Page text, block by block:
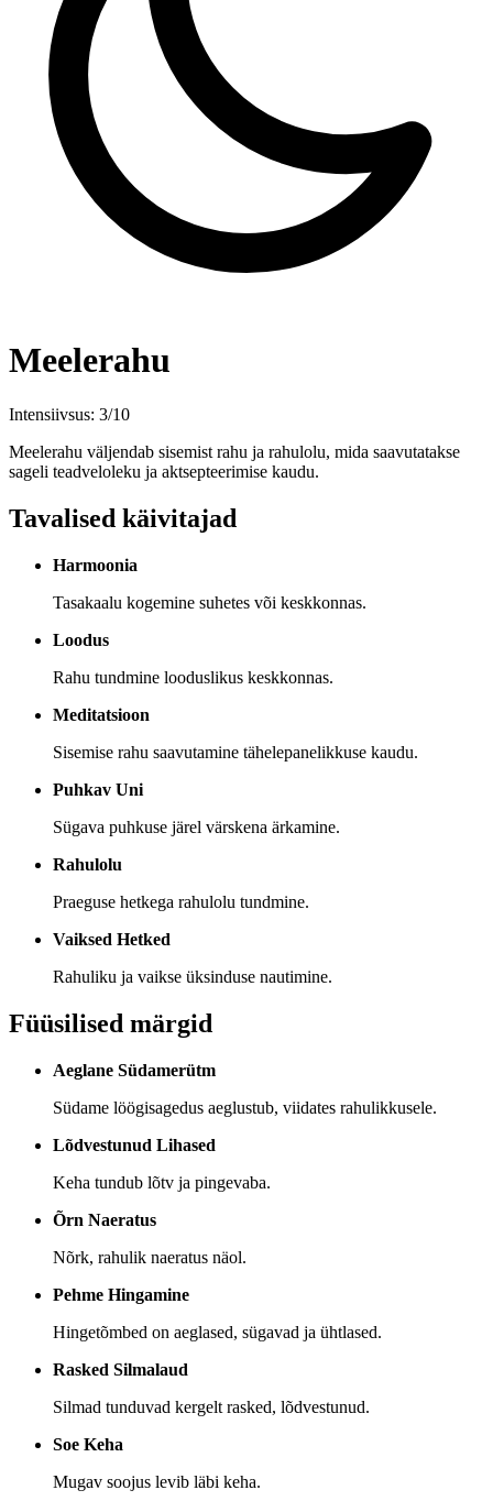
Meelerahu
Intensiivsus: 3/10
Meelerahu väljendab sisemist rahu ja rahulolu, mida saavutatakse
sageli teadveloleku ja aktsepteerimise kaudu.
Tavalised käivitajad
Harmoonia
Tasakaalu kogemine suhetes või keskkonnas.
Loodus
Rahu tundmine looduslikus keskkonnas.
Meditatsioon
Sisemise rahu saavutamine tähelepanelikkuse kaudu.
Puhkav Uni
Sügava puhkuse järel värskena ärkamine.
Rahulolu
Praeguse hetkega rahulolu tundmine.
Vaiksed Hetked
Rahuliku ja vaikse üksinduse nautimine.
Füüsilised märgid
Aeglane Südamerütm
Südame löögisagedus aeglustub, viidates rahulikkusele.
Lõdvestunud Lihased
Keha tundub lõtv ja pingevaba.
Õrn Naeratus
Nõrk, rahulik naeratus näol.
Pehme Hingamine
Hingetõmbed on aeglased, sügavad ja ühtlased.
Rasked Silmalaud
Silmad tunduvad kergelt rasked, lõdvestunud.
Soe Keha
Mugav soojus levib läbi keha.